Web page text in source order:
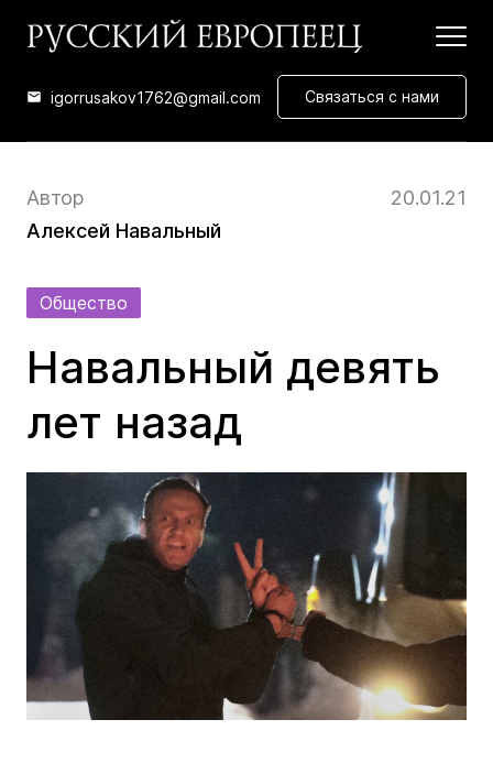
igorrusakov1762@gmail.com Связаться с нами
Автор
Алексей Навальный
20.01.21
Навальный девять
лет назад
Общество